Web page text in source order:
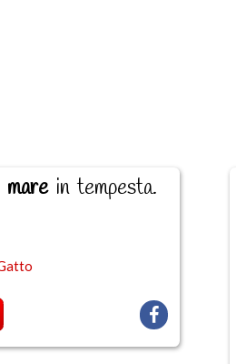
marein tempesta.